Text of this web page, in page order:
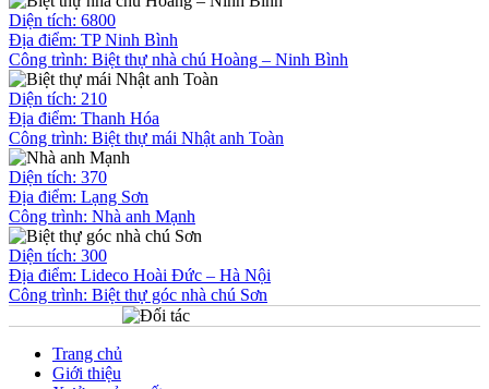
Diện tích: 6800
Địa điểm: TP Ninh Bình
Công trình: Biệt thự nhà chú Hoàng – Ninh Bình
Diện tích: 210
Địa điểm: Thanh Hóa
Công trình: Biệt thự mái Nhật anh Toàn
Diện tích: 370
Địa điểm: Lạng Sơn
Công trình: Nhà anh Mạnh
Diện tích: 300
Địa điểm: Lideco Hoài Đức – Hà Nội
Công trình: Biệt thự góc nhà chú Sơn
Trang chủ
Giới thiệu